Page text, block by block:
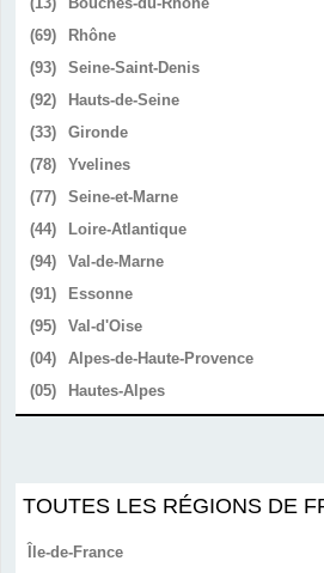
(69)
Rhône
(93)
Seine-Saint-Denis
(92)
Hauts-de-Seine
(33)
Gironde
(78)
Yvelines
(77)
Seine-et-Marne
(44)
Loire-Atlantique
(94)
Val-de-Marne
(91)
Essonne
(95)
Val-d'Oise
(04)
Alpes-de-Haute-Provence
(05)
Hautes-Alpes
TOUTES LES RÉGIONS DE
Île-de-France